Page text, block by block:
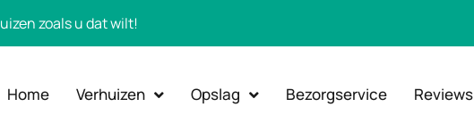
zoals u dat wilt!
Home Verhuizen Opslag Bezorgservice Reviews